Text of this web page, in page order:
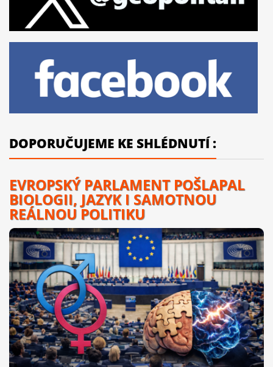
DOPORUČUJEME KE SHLÉDNUTÍ :
EVROPSKÝ PARLAMENT POŠLAPAL
BIOLOGII, JAZYK I SAMOTNOU
REÁLNOU POLITIKU